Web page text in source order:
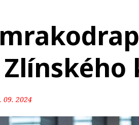
09. 2024